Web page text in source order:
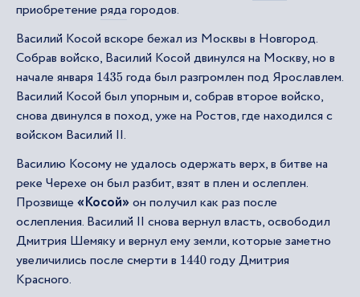
приобретение ряда городов.
Василий Косой вскоре бежал из Москвы в Новгород.
Собрав войско, Василий Косой двинулся на Москву, но в
начале января 1435 года был разгромлен под Ярославлем.
Василий Косой был упорным и, собрав второе войско,
снова двинулся в поход, уже на Ростов, где находился с
войском Василий II.
Василию Косому не удалось одержать верх, в битве на
реке Черехе он был разбит, взят в плен и ослеплен.
Прозвище «Косой»он получил как раз после
ослепления. Василий II снова вернул власть, освободил
Дмитрия Шемяку и вернул ему земли, которые заметно
увеличились после смерти в 1440году Дмитрия
Красного.